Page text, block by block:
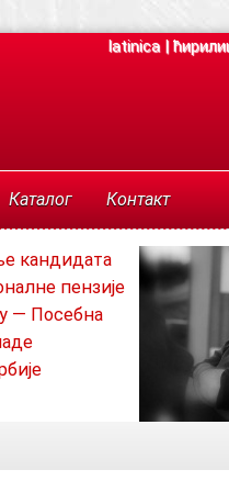
latinica|
Каталог Контакт